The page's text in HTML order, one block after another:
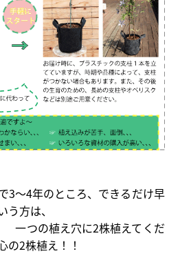
3～4年のところ、できるだけ早
方は、
一つの植え穴に2株植えてくだ
の2株植え！！